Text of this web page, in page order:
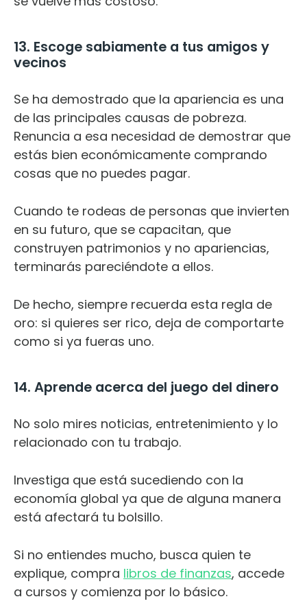
13. Escoge sabiamente a tus amigos y
vecinos
Se ha demostrado que la apariencia es una
de las principales causas de pobreza.
Renuncia a esa necesidad de demostrar que
estás bien económicamente comprando
cosas que no puedes pagar.
Cuando te rodeas de personas que invierten
en su futuro, que se capacitan, que
construyen patrimonios y no apariencias,
terminarás pareciéndote a ellos.
De hecho, siempre recuerda esta regla de
oro: si quieres ser rico, deja de comportarte
como si ya fueras uno.
14. Aprende acerca del juego del dinero
No solo mires noticias, entretenimiento y lo
relacionado con tu trabajo.
Investiga que está sucediendo con la
economía global ya que de alguna manera
está afectará tu bolsillo.
Si no entiendes mucho, busca quien te
explique, compra libros de finanzas, accede
a cursos y comienza por lo básico.